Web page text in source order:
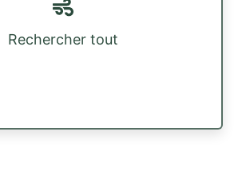
Rechercher tout